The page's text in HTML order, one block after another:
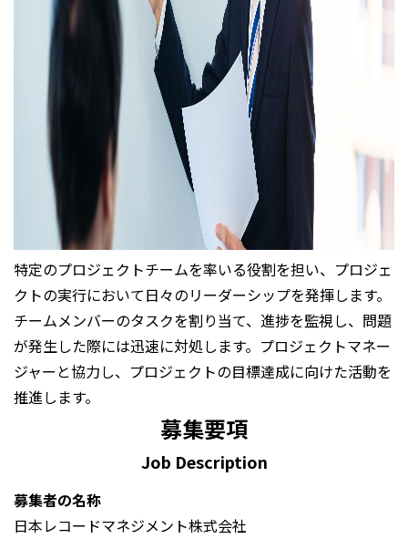
特定のプロジェクトチームを率いる役割を担い、プロジェ
クトの実行において日々のリーダーシップを発揮します。
チームメンバーのタスクを割り当て、進捗を監視し、問題
が発生した際には迅速に対処します。プロジェクトマネー
ジャーと協力し、プロジェクトの目標達成に向けた活動を
推進します。
募集要項
Job Description
募集者の名称
日本レコードマネジメント株式会社